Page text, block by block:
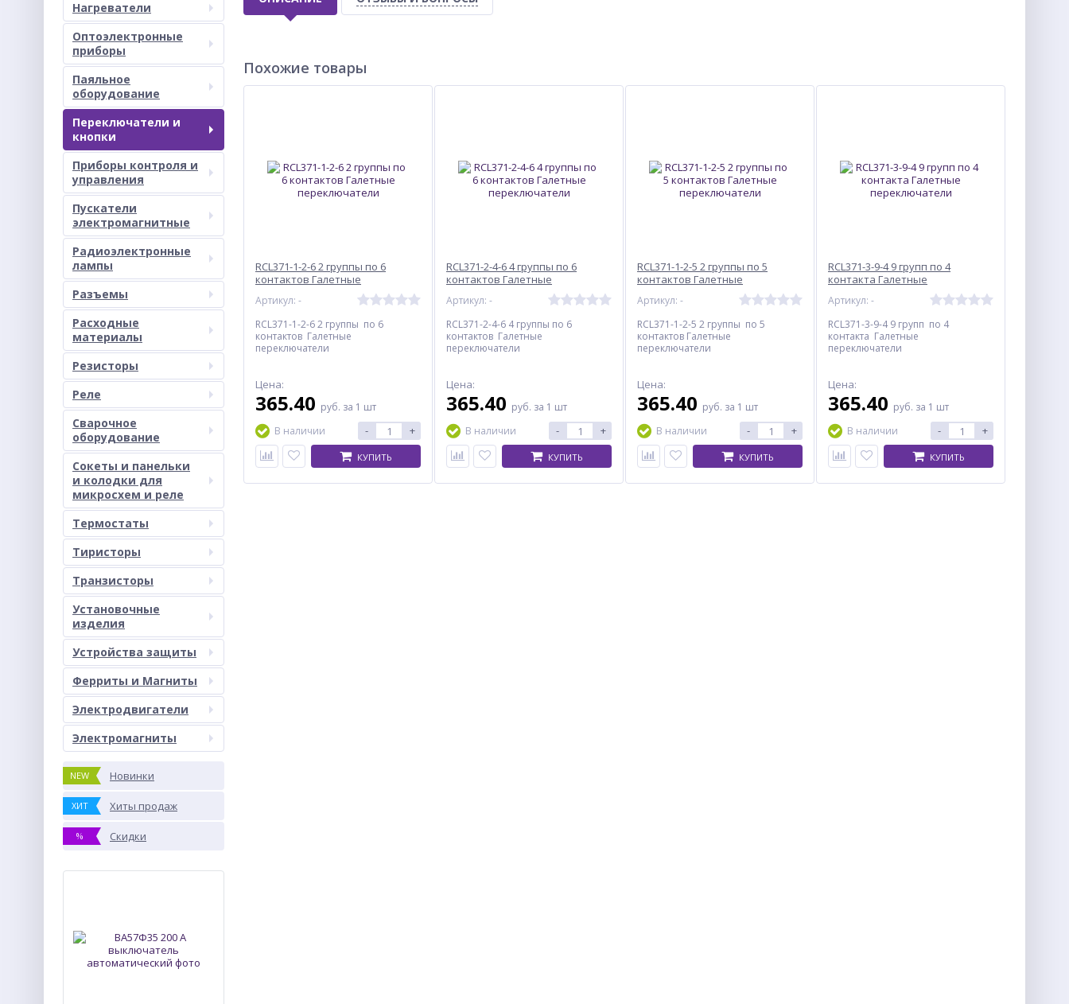
Нагреватели
Оптоэлектронные
приборы
Паяльное
оборудование
Переключатели и
кнопки
Приборы контроля и
управления
Пускатели
электромагнитные
Радиоэлектронные
лампы
Разъемы
Расходные
материалы
Резисторы
Реле
Сварочное
оборудование
Сокеты и панельки
и колодки для
микросхем и реле
Термостаты
Тиристоры
Транзисторы
Установочные
изделия
Устройства защиты
Ферриты и Магниты
Электродвигатели
Электромагниты
NEW Новинки
ХИТ Хиты продаж
% Скидки
Похожие товары
RCL371-1-2-6 2 группы по 6
контактов Галетные
Артикул: -
RCL371-1-2-6 2 группы по 6
контактов Галетные
переключатели
Цена:
365.40 руб. за 1 шт
В наличии
- +
КУПИТЬ
RCL371-2-4-6 4 группы по 6
контактов Галетные
Артикул: -
RCL371-2-4-6 4 группы по 6
контактов Галетные
переключатели
Цена:
365.40 руб. за 1 шт
В наличии
- +
КУПИТЬ
RCL371-1-2-5 2 группы по 5
контактов Галетные
Артикул: -
RCL371-1-2-5 2 группы по 5
контактов Галетные
переключатели
Цена:
365.40 руб. за 1 шт
В наличии
- +
КУПИТЬ
RCL371-3-9-4 9 групп по 4
контакта Галетные
Артикул: -
RCL371-3-9-4 9 групп по 4
контакта Галетные
переключатели
Цена:
365.40 руб. за 1 шт
В наличии
- +
КУПИТЬ